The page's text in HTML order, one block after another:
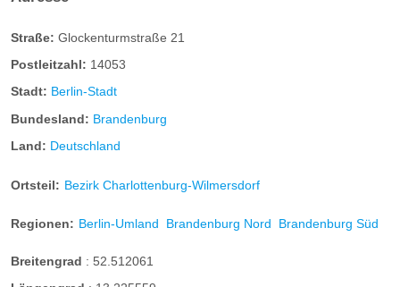
Straße: Glockenturmstraße 21
Postleitzahl: 14053
Stadt: Berlin-Stadt
Bundesland: Brandenburg
Land: Deutschland
Ortsteil: Bezirk Charlottenburg-Wilmersdorf
Regionen: Berlin-Umland Brandenburg Nord Brandenburg Süd
Breitengrad : 52.512061